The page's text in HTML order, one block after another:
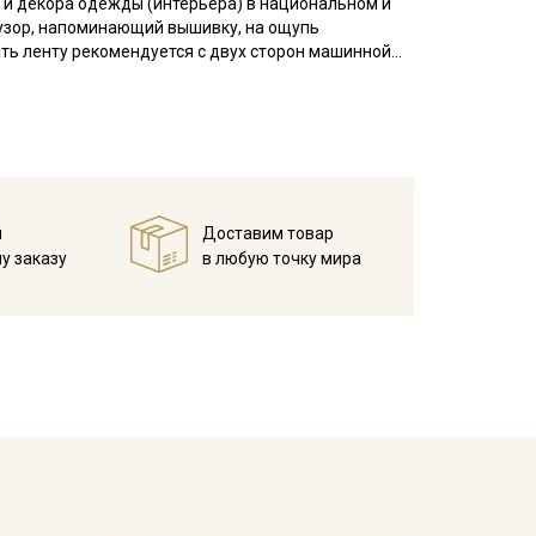
напоминающий вышивку, на ощупь
ленту рекомендуется с двух сторон машинной
заказу
Доставим товар
в любую точку мира